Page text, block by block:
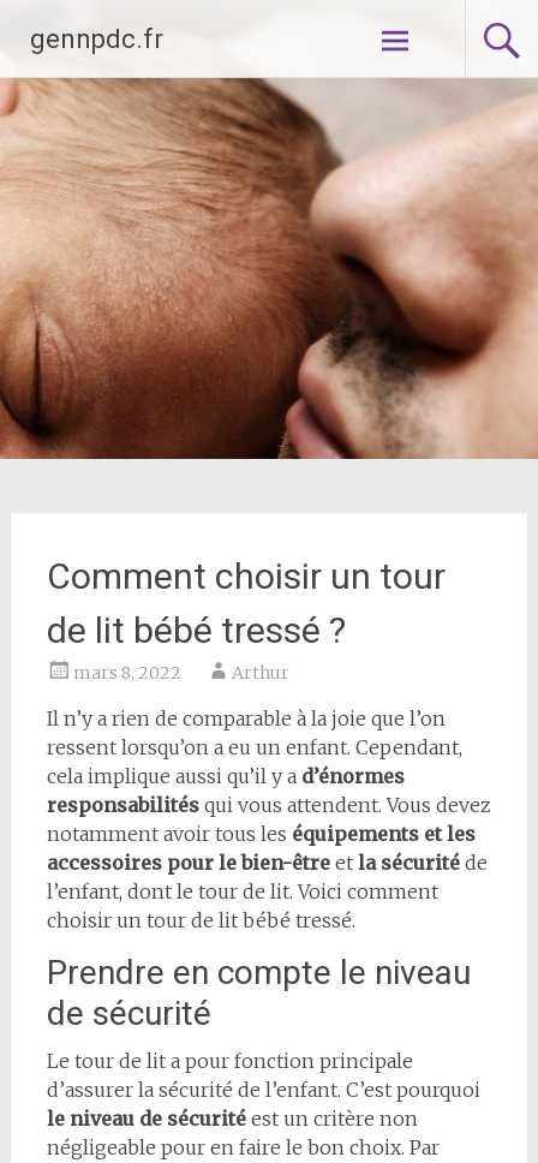
contenu
principal
gennpdc.fr
Comment choisir un tour
de lit bébé tressé ?
mars 8, 2022 Arthur
Il n’y a rien de comparable à la joie que l’on
ressent lorsqu’on a eu un enfant. Cependant,
cela implique aussi qu’il y a d’énormes
responsabilitésqui vous attendent. Vous devez
notamment avoir tous les équipements et les
accessoires pour le bien-êtreet la sécurité de
l’enfant, dont le tour de lit. Voici comment
choisir un tour de lit bébé tressé.
Prendre en compte le niveau
de sécurité
Le tour de lit a pour fonction principale
d’assurer la sécurité de l’enfant. C’est pourquoi
le niveau de sécuritéest un critère non
négligeable pour en faire le bon choix. Par